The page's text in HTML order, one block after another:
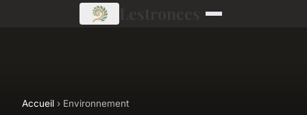
Accueil › Environnement